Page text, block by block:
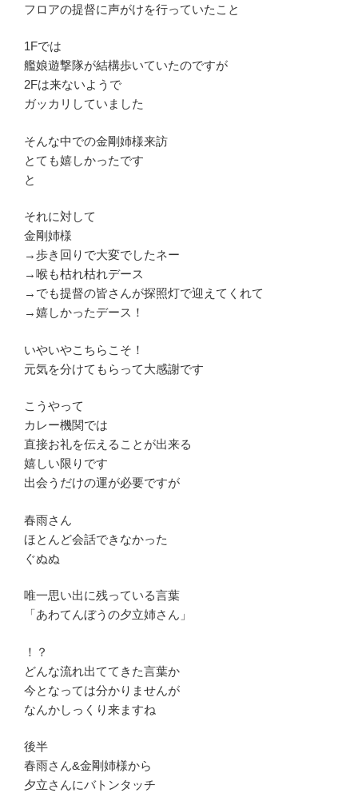
フロアの提督に声がけを行っていたこと
1Fでは
艦娘遊撃隊が結構歩いていたのですが
2Fは来ないようで
ガッカリしていました
そんな中での金剛姉様来訪
とても嬉しかったです
と
それに対して
金剛姉様
→歩き回りで大変でしたネー
→喉も枯れ枯れデース
→でも提督の皆さんが探照灯で迎えてくれて
→嬉しかったデース！
いやいやこちらこそ！
元気を分けてもらって大感謝です
こうやって
カレー機関では
直接お礼を伝えることが出来る
嬉しい限りです
出会うだけの運が必要ですが
春雨さん
ほとんど会話できなかった
ぐぬぬ
唯一思い出に残っている言葉
「あわてんぼうの夕立姉さん」
！？
どんな流れ出ててきた言葉か
今となっては分かりませんが
なんかしっくり来ますね
後半
春雨さん&金剛姉様から
夕立さんにバトンタッチ